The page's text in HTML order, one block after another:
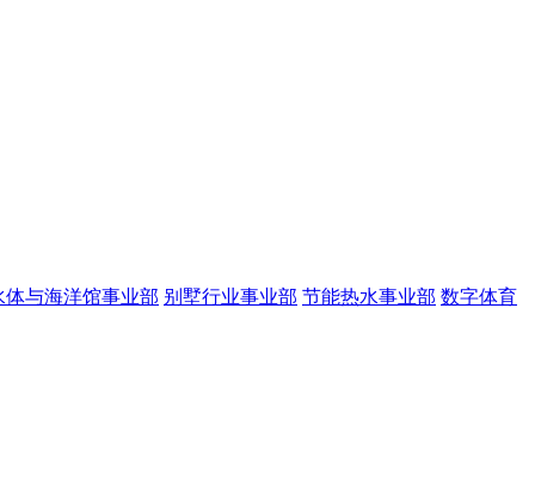
体与海洋馆事业部 别墅行业事业部 节能热水事业部 数字体育